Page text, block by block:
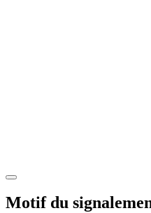
Motif du